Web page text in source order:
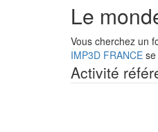
Le
Vous cherchez un
IMP3D FRANCE
Activité